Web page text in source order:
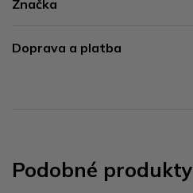
Značka
Doprava a platba
Podobné produkty